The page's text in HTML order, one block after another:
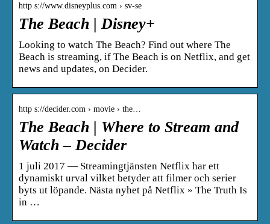
http s://www.disneyplus.com › sv-se
The Beach | Disney+
Looking to watch The Beach? Find out where The
Beach is streaming, if The Beach is on Netflix, and get
news and updates, on Decider.
http s://decider.com › movie › the…
The Beach | Where to Stream and
Watch – Decider
1 juli 2017 — Streamingtjänsten Netflix har ett
dynamiskt urval vilket betyder att filmer och serier
byts ut löpande. Nästa nyhet på Netflix » The Truth Is
in …